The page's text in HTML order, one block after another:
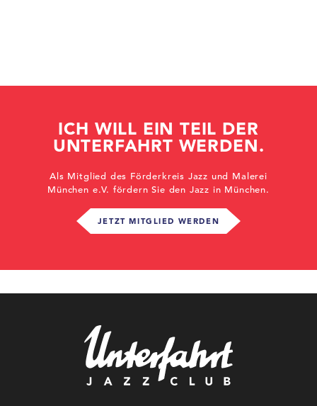
ICH WILL EIN TEIL DER
UNTERFAHRT WERDEN.
Als Mitglied des Förderkreis Jazz und Malerei
München e.V. fördern Sie den Jazz in München.
JETZT MITGLIED WERDEN